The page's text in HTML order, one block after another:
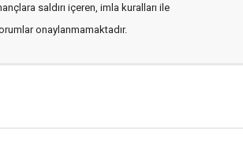
saldırı içeren, imla kuralları ile
onaylanmamaktadır.